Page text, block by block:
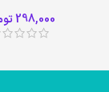
298,000